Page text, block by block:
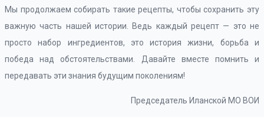
Мы продолжаем собирать такие рецепты, чтобы сохранить эту
важную часть нашей истории. Ведь каждый рецепт — это не
просто набор ингредиентов, это история жизни, борьба и
победа над обстоятельствами. Давайте вместе помнить и
передавать эти знания будущим поколениям!
Председатель Иланской МО ВОИ